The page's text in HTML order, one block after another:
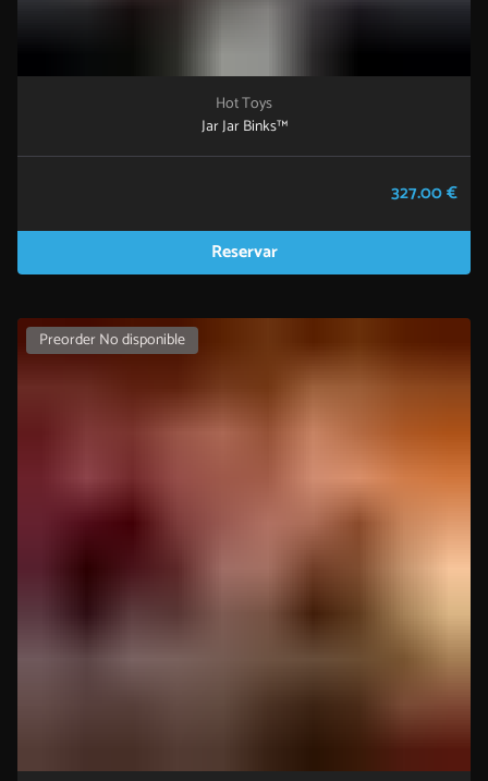
Hot Toys
Jar Jar Binks™
327.00 €
Reservar
Preorder No disponible